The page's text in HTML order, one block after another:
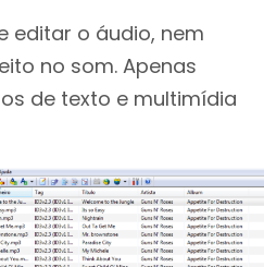
editar o áudio, nem
no som. Apenas
de texto e multimídia